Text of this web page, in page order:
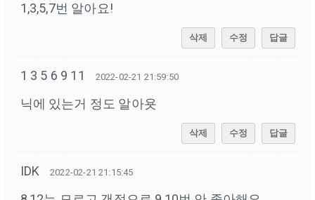
1,3,5,7번 알아요!
삭제 수정 답글
1 3 5 6 9 11 2022-02-21 21:59:50
닉에 있는거 정도 알아욧
삭제 수정 답글
IDK 2022-02-21 21:15:45